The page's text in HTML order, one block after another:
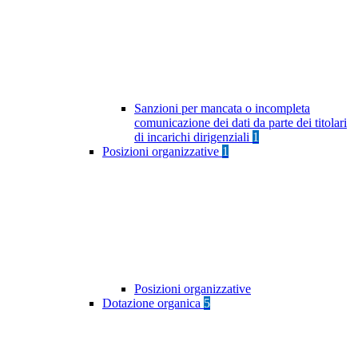
Sanzioni per mancata o incompleta
comunicazione dei dati da parte dei titolari
di incarichi dirigenziali 1
Posizioni organizzative 1
Posizioni organizzative
Dotazione organica 5